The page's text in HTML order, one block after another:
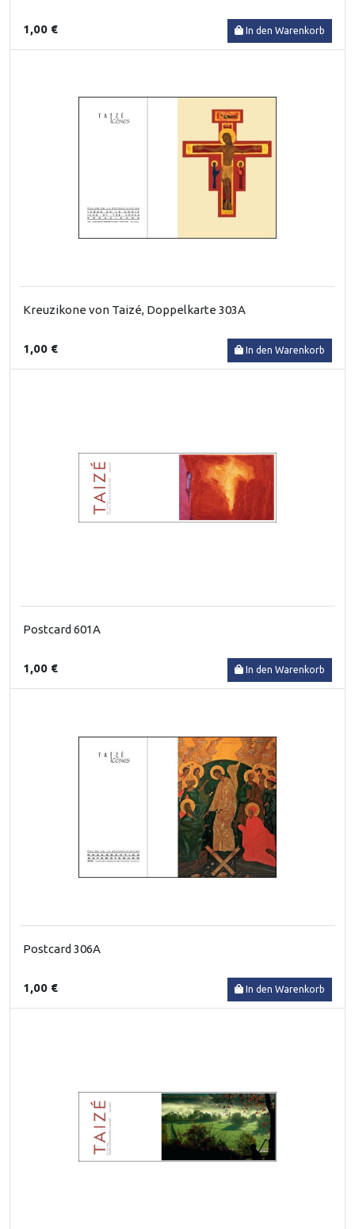
1,00 € In den Warenkorb
Kreuzikone von Taizé, Doppelkarte 303A
1,00 € In den Warenkorb
Postcard 601A
1,00 € In den Warenkorb
Postcard 306A
1,00 € In den Warenkorb